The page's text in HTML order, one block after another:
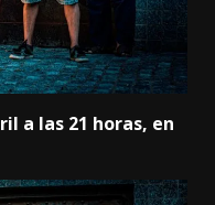
a las 21 horas, en